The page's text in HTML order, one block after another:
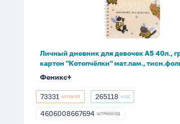
"Котопчёлки"
мат.лам.,
тисн.фольгой
Личный дневник для девочек А5 40л.,
картон "Котопчёлки" мат.лам.,
Феникс+
73331
73331 АРТИКУЛ 265118
265118 КОД
4606008667694
4606008667694 ШТРИХКОД